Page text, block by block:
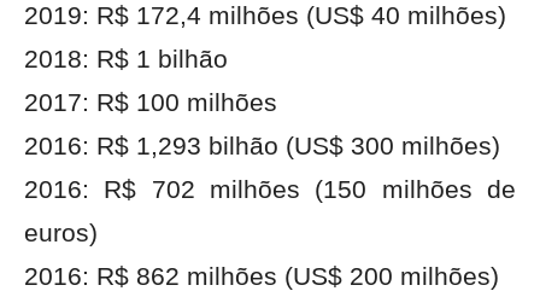
2019: R$ 172,4 milhões (US$ 40 milhões)
2018: R$ ‬1 bilhão
2017: R$ 100 milhões
2016: R$ 1,293 bilhão (US$ 300 milhões)
2016: R$ 702‬ milhões (150 milhões de
euros)
2016: R$ 862 milhões (US$ 200 milhões)